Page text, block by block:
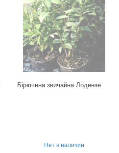
Бірючина звичайна Лодензе
Нет в наличии